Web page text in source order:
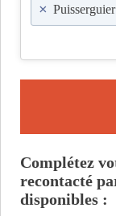
×
Complétez
recontacté
disponibles :